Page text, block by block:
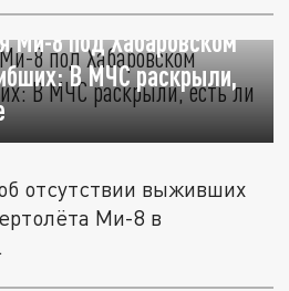
Ми-8 под Хабаровском
В МЧС раскрыли,
отсутствии выживших
Ми-8 в